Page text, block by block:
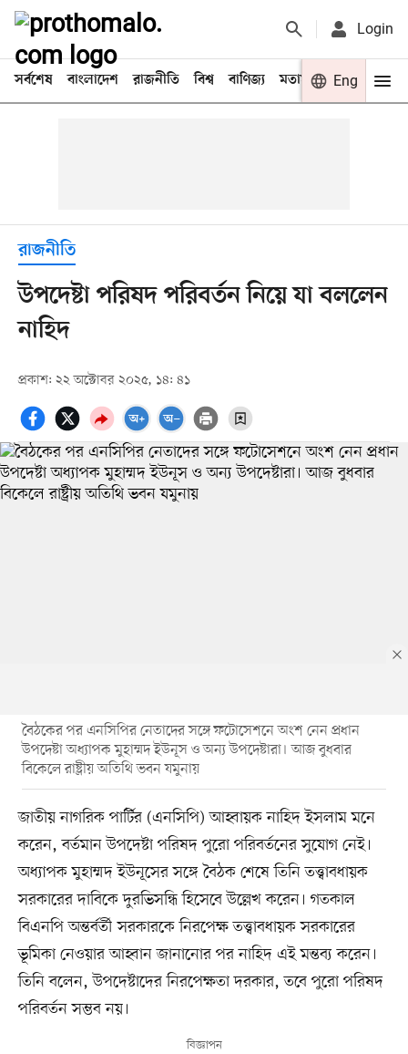
Login
সর্বশেষ বাংলাদেশ রাজনীতি বিশ্ব বাণিজ্য মতামত খেলা
Eng
রাজনীতি
উপদেষ্টা পরিষদ পরিবর্তন নিয়ে যা বললেন
নাহিদ
প্রকাশ: ২২ অক্টোবর ২০২৫, ১৪: ৪১
বৈঠকের পর এনসিপির নেতাদের সঙ্গে ফটোসেশনে অংশ নেন প্রধান
উপদেষ্টা অধ্যাপক মুহাম্মদ ইউনূস ও অন্য উপদেষ্টারা। আজ বুধবার
বিকেলে রাষ্ট্রীয় অতিথি ভবন যমুনায়
জাতীয় নাগরিক পার্টির (এনসিপি) আহ্বায়ক নাহিদ ইসলাম মনে
করেন, বর্তমান উপদেষ্টা পরিষদ পুরো পরিবর্তনের সুযোগ নেই।
অধ্যাপক মুহাম্মদ ইউনূসের সঙ্গে বৈঠক শেষে তিনি তত্ত্বাবধায়ক
সরকারের দাবিকে দুরভিসন্ধি হিসেবে উল্লেখ করেন। গতকাল
বিএনপি অন্তর্বর্তী সরকারকে নিরপেক্ষ তত্ত্বাবধায়ক সরকারের
ভূমিকা নেওয়ার আহ্বান জানানোর পর নাহিদ এই মন্তব্য করেন।
তিনি বলেন, উপদেষ্টাদের নিরপেক্ষতা দরকার, তবে পুরো পরিষদ
পরিবর্তন সম্ভব নয়।